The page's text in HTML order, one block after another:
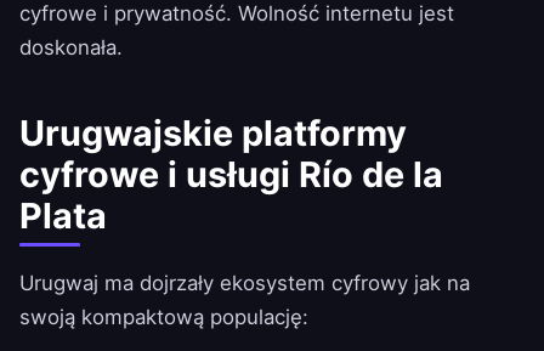
cyfrowe i prywatność. Wolność internetu jest
doskonała.
Urugwajskie platformy
cyfrowe i usługi Río de la
Plata
Urugwaj ma dojrzały ekosystem cyfrowy jak na
swoją kompaktową populację: